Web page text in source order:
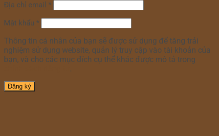
Địa chỉ email *
Mật khẩu *
Thông tin cá nhân của bạn sẽ được sử dụng để tăng trải
nghiệm sử dụng website, quản lý truy cập vào tài khoản của
bạn, và cho các mục đích cụ thể khác được mô tả trong
Đăng ký